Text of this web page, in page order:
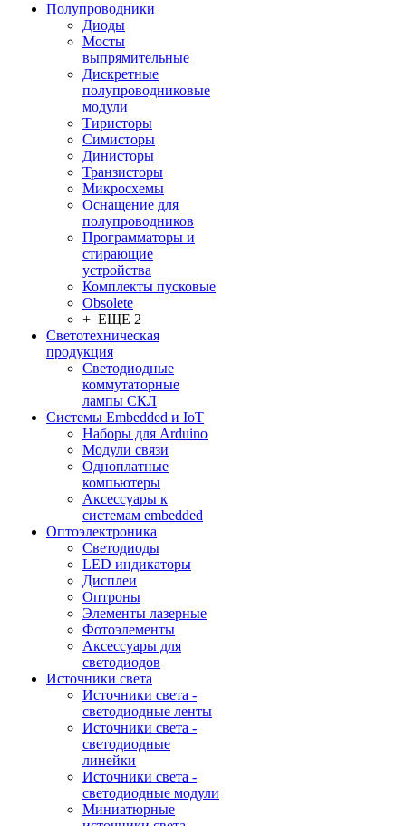
Полупроводники
Диоды
Мосты
выпрямительные
Дискретные
полупроводниковые
модули
Тиристоры
Симисторы
Динисторы
Транзисторы
Микросхемы
Оснащение для
полупроводников
Программаторы и
стирающие
устройства
Комплекты пусковые
Obsolete
+ ЕЩЕ 2
Светотехническая
продукция
Светодиодные
коммутаторные
лампы СКЛ
Системы Embedded и IoT
Наборы для Arduino
Модули связи
Одноплатные
компьютеры
Аксессуары к
системам embedded
Oптоэлектроника
Светодиоды
LED индикаторы
Дисплеи
Оптроны
Элементы лазерные
Фотоэлементы
Аксессуары для
светодиодов
Источники света
Источники света -
светодиодные ленты
Источники света -
светодиодные
линейки
Источники света -
светодиодные модули
Миниатюрные